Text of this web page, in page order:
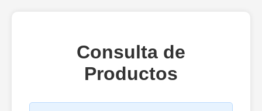
Consulta de
Productos